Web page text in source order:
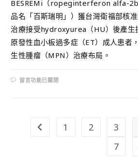
BESREMi（ropeginterferon alfa-
品名「百斯瑞明」）獲台灣衛福部核
治療接受hydroxyurea（HU）後產生
原發性血小板過多症（ET）成人患者
生性腫瘤（MPN）治療布局。
留言功能已關閉
1 2 3
7